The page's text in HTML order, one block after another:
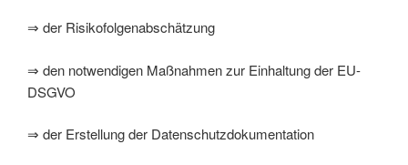
⇒ der Risikofolgenabschätzung
⇒ den notwendigen Maßnahmen zur Einhaltung der EU-
DSGVO
⇒ der Erstellung der Datenschutzdokumentation